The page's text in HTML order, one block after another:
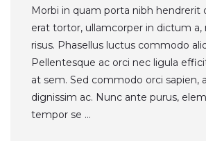
Morbi in quam porta nibh hendrerit
erat tortor, ullamcorper in dictum a,
risus. Phasellus luctus commodo
Pellentesque ac orci nec ligula
at sem. Sed commodo orci sapien,
dignissim ac. Nunc ante purus,
tempor se ...